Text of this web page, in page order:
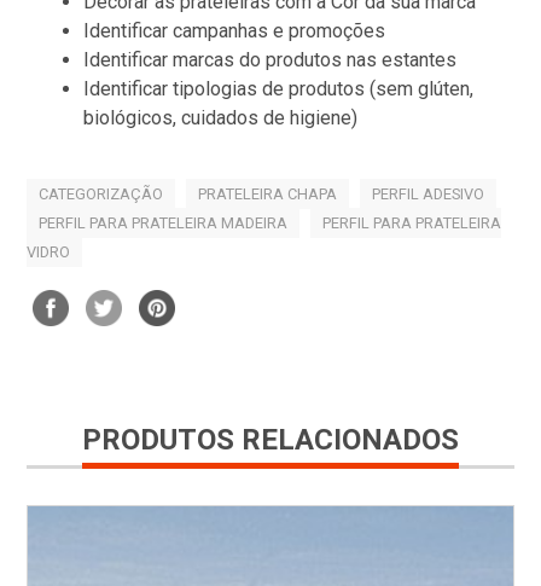
Identificar campanhas e promoções
Identificar marcas do produtos nas estantes
Identificar tipologias de produtos (sem glúten,
biológicos, cuidados de higiene)
CATEGORIZAÇÃO PRATELEIRA CHAPA
PERFIL ADESIVO
PERFIL PARA PRATELEIRA MADEIRA
PERFIL PARA PRATELEIRA
VIDRO
PRODUTOS RELACIONADOS